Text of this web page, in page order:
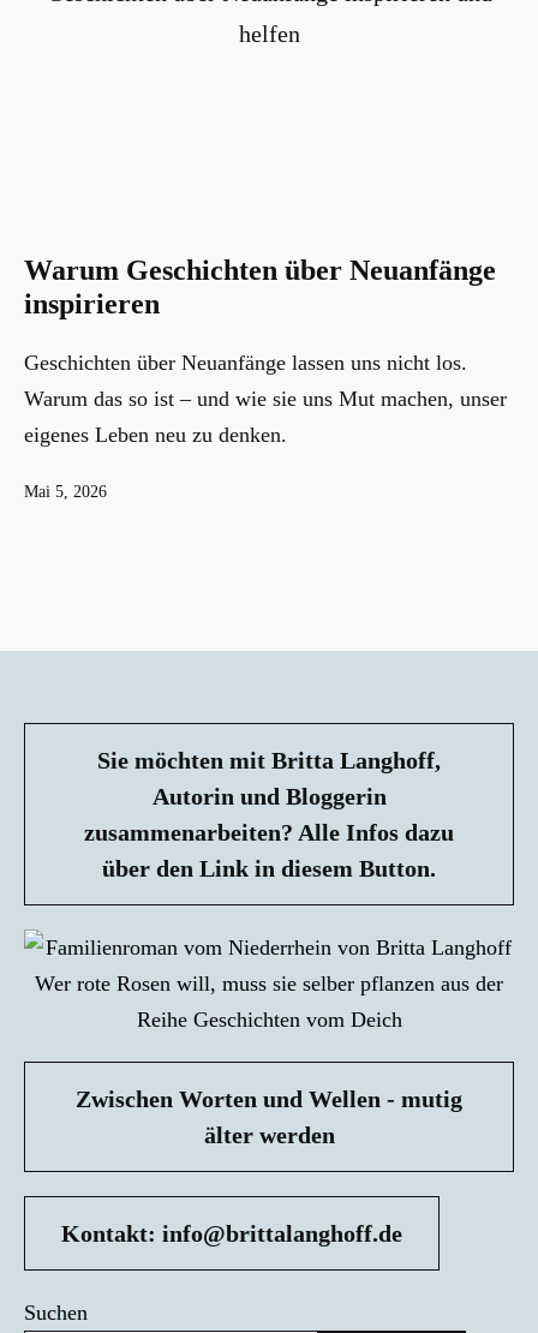
Warum Geschichten über Neuanfänge
inspirieren
Geschichten über Neuanfänge lassen uns nicht los.
Warum das so ist – und wie sie uns Mut machen, unser
eigenes Leben neu zu denken.
Veröffentlicht
Mai 5, 2026
Sie möchten mit Britta Langhoff,
Autorin und Bloggerin
zusammenarbeiten? Alle Infos dazu
über den Link in diesem Button.
Zwischen Worten und Wellen - mutig
älter werden
Kontakt: info@brittalanghoff.de
Suchen